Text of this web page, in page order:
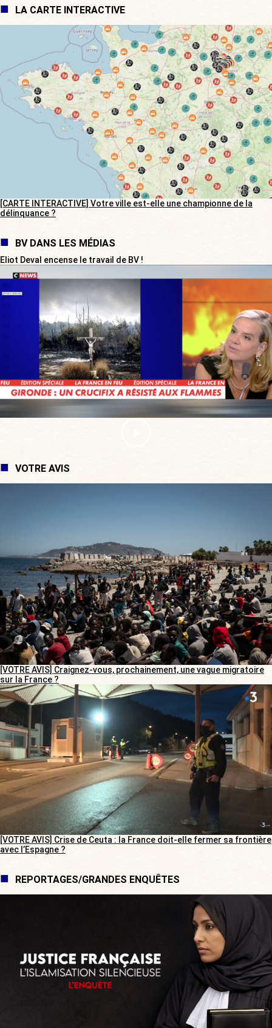
LA CARTE INTERACTIVE
[CARTE INTERACTIVE] Votre ville est-elle une championne de la
délinquance ?
BV DANS LES MÉDIAS
Eliot Deval encense le travail de BV !
VOTRE AVIS
[VOTRE AVIS] Craignez-vous, prochainement, une vague migratoire
sur la France ?
[VOTRE AVIS] Crise de Ceuta : la France doit-elle fermer sa frontière
avec l’Espagne ?
REPORTAGES/GRANDES ENQUÊTES